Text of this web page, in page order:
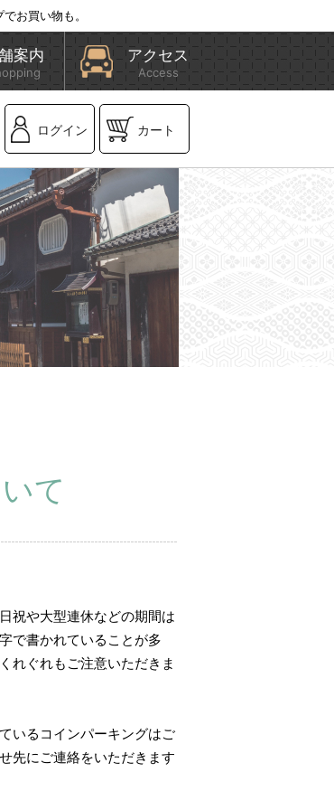
お買い物も。
案内 アクセス
Access
ログイン カート
て
祝や大型連休などの期間は
で書かれていることが多
れぐれもご注意いただきま
いるコインパーキングはご
先にご連絡をいただきます